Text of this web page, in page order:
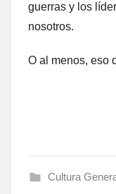
guerras y los
nosotros.
O al menos, eso
Cultura